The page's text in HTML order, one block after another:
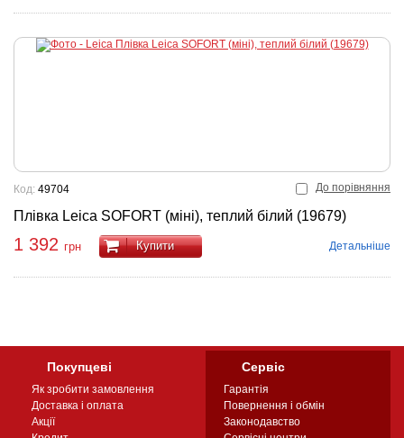
До порівняння
Плівка Leica SOFORT (міні), теплий білий (19679)
Код: 49704
1 392 грн Купити Детальніше
Покупцеві
Як зробити замовлення
Доставка і оплата
Акції
Сервіс
Гарантія
Повернення і обмін
Законодавство